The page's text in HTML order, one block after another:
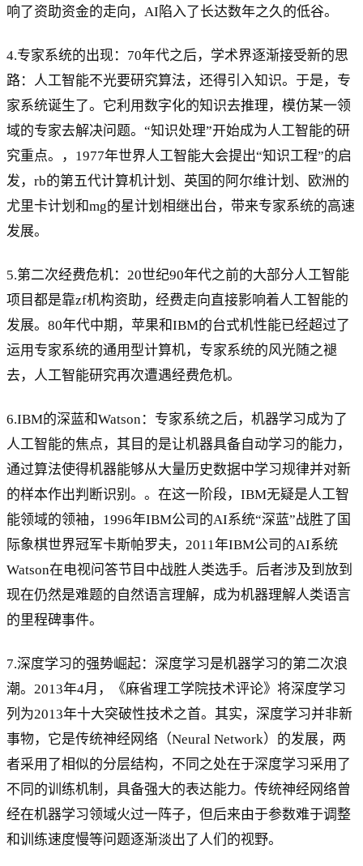
响了资助资金的走向，AI陷入了长达数年之久的低谷。
4.专家系统的出现：70年代之后，学术界逐渐接受新的思
路：人工智能不光要研究算法，还得引入知识。于是，专
家系统诞生了。它利用数字化的知识去推理，模仿某一领
域的专家去解决问题。“知识处理”开始成为人工智能的研
究重点。，1977年世界人工智能大会提出“知识工程”的启
发，rb的第五代计算机计划、英国的阿尔维计划、欧洲的
尤里卡计划和mg的星计划相继出台，带来专家系统的高速
发展。
5.第二次经费危机：20世纪90年代之前的大部分人工智能
项目都是靠zf机构资助，经费走向直接影响着人工智能的
发展。80年代中期，苹果和IBM的台式机性能已经超过了
运用专家系统的通用型计算机，专家系统的风光随之褪
去，人工智能研究再次遭遇经费危机。
6.IBM的深蓝和Watson：专家系统之后，机器学习成为了
人工智能的焦点，其目的是让机器具备自动学习的能力，
通过算法使得机器能够从大量历史数据中学习规律并对新
的样本作出判断识别。。在这一阶段，IBM无疑是人工智
能领域的领袖，1996年IBM公司的AI系统“深蓝”战胜了国
际象棋世界冠军卡斯帕罗夫，2011年IBM公司的AI系统
Watson在电视问答节目中战胜人类选手。后者涉及到放到
现在仍然是难题的自然语言理解，成为机器理解人类语言
的里程碑事件。
7.深度学习的强势崛起：深度学习是机器学习的第二次浪
潮。2013年4月，《麻省理工学院技术评论》将深度学习
列为2013年十大突破性技术之首。其实，深度学习并非新
事物，它是传统神经网络（Neural Network）的发展，两
者采用了相似的分层结构，不同之处在于深度学习采用了
不同的训练机制，具备强大的表达能力。传统神经网络曾
经在机器学习领域火过一阵子，但后来由于参数难于调整
和训练速度慢等问题逐渐淡出了人们的视野。